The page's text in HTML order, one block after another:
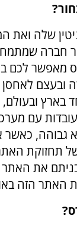
שלה ואת
חברה
מאפשר לכם
ובעצם
ובעולם,
עם
גבוהה, כאשר
תחזוקת
את
הזה